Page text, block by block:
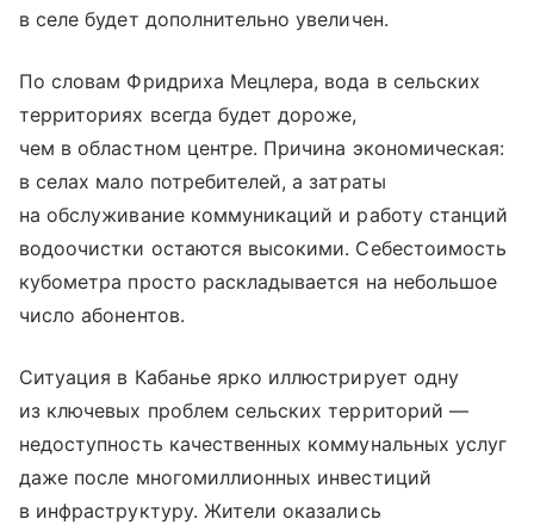
в селе будет дополнительно увеличен.
По словам Фридриха Мецлера, вода в сельских
территориях всегда будет дороже,
чем в областном центре. Причина экономическая:
в селах мало потребителей, а затраты
на обслуживание коммуникаций и работу станций
водоочистки остаются высокими. Себестоимость
кубометра просто раскладывается на небольшое
число абонентов.
Ситуация в Кабанье ярко иллюстрирует одну
из ключевых проблем сельских территорий —
недоступность качественных коммунальных услуг
даже после многомиллионных инвестиций
в инфраструктуру. Жители оказались